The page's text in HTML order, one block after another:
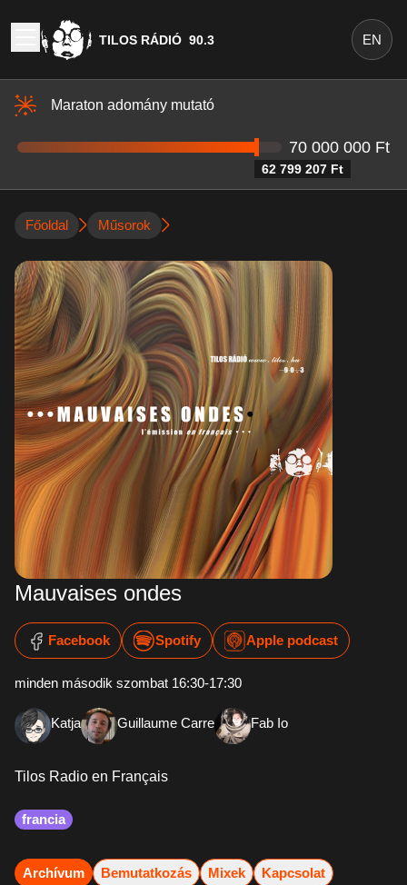
TILOS RÁDIÓ 90.3 EN
Maraton adomány mutató
62 799 207 Ft
70 000 000 Ft
Főoldal Műsorok
Mauvaises ondes
Facebook Spotify Apple podcast
minden második szombat 16:30-17:30
Katja Guillaume Carre Fab Io
Tilos Radio en Français
francia
Archívum Bemutatkozás Mixek
Kapcsolat